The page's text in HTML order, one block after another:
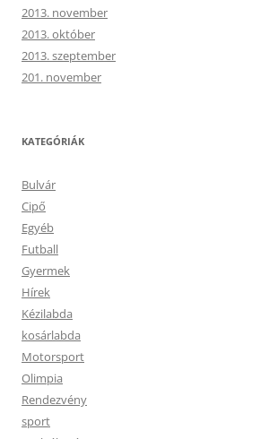
2013. november
2013. október
2013. szeptember
201. november
KATEGÓRIÁK
Bulvár
Cipő
Egyéb
Futball
Gyermek
Hírek
Kézilabda
kosárlabda
Motorsport
Olimpia
Rendezvény
sport